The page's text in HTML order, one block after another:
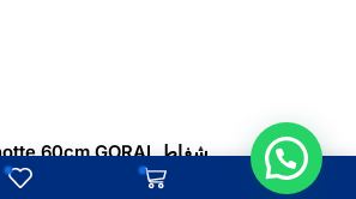
شفاط La hotte 60cm GORAL